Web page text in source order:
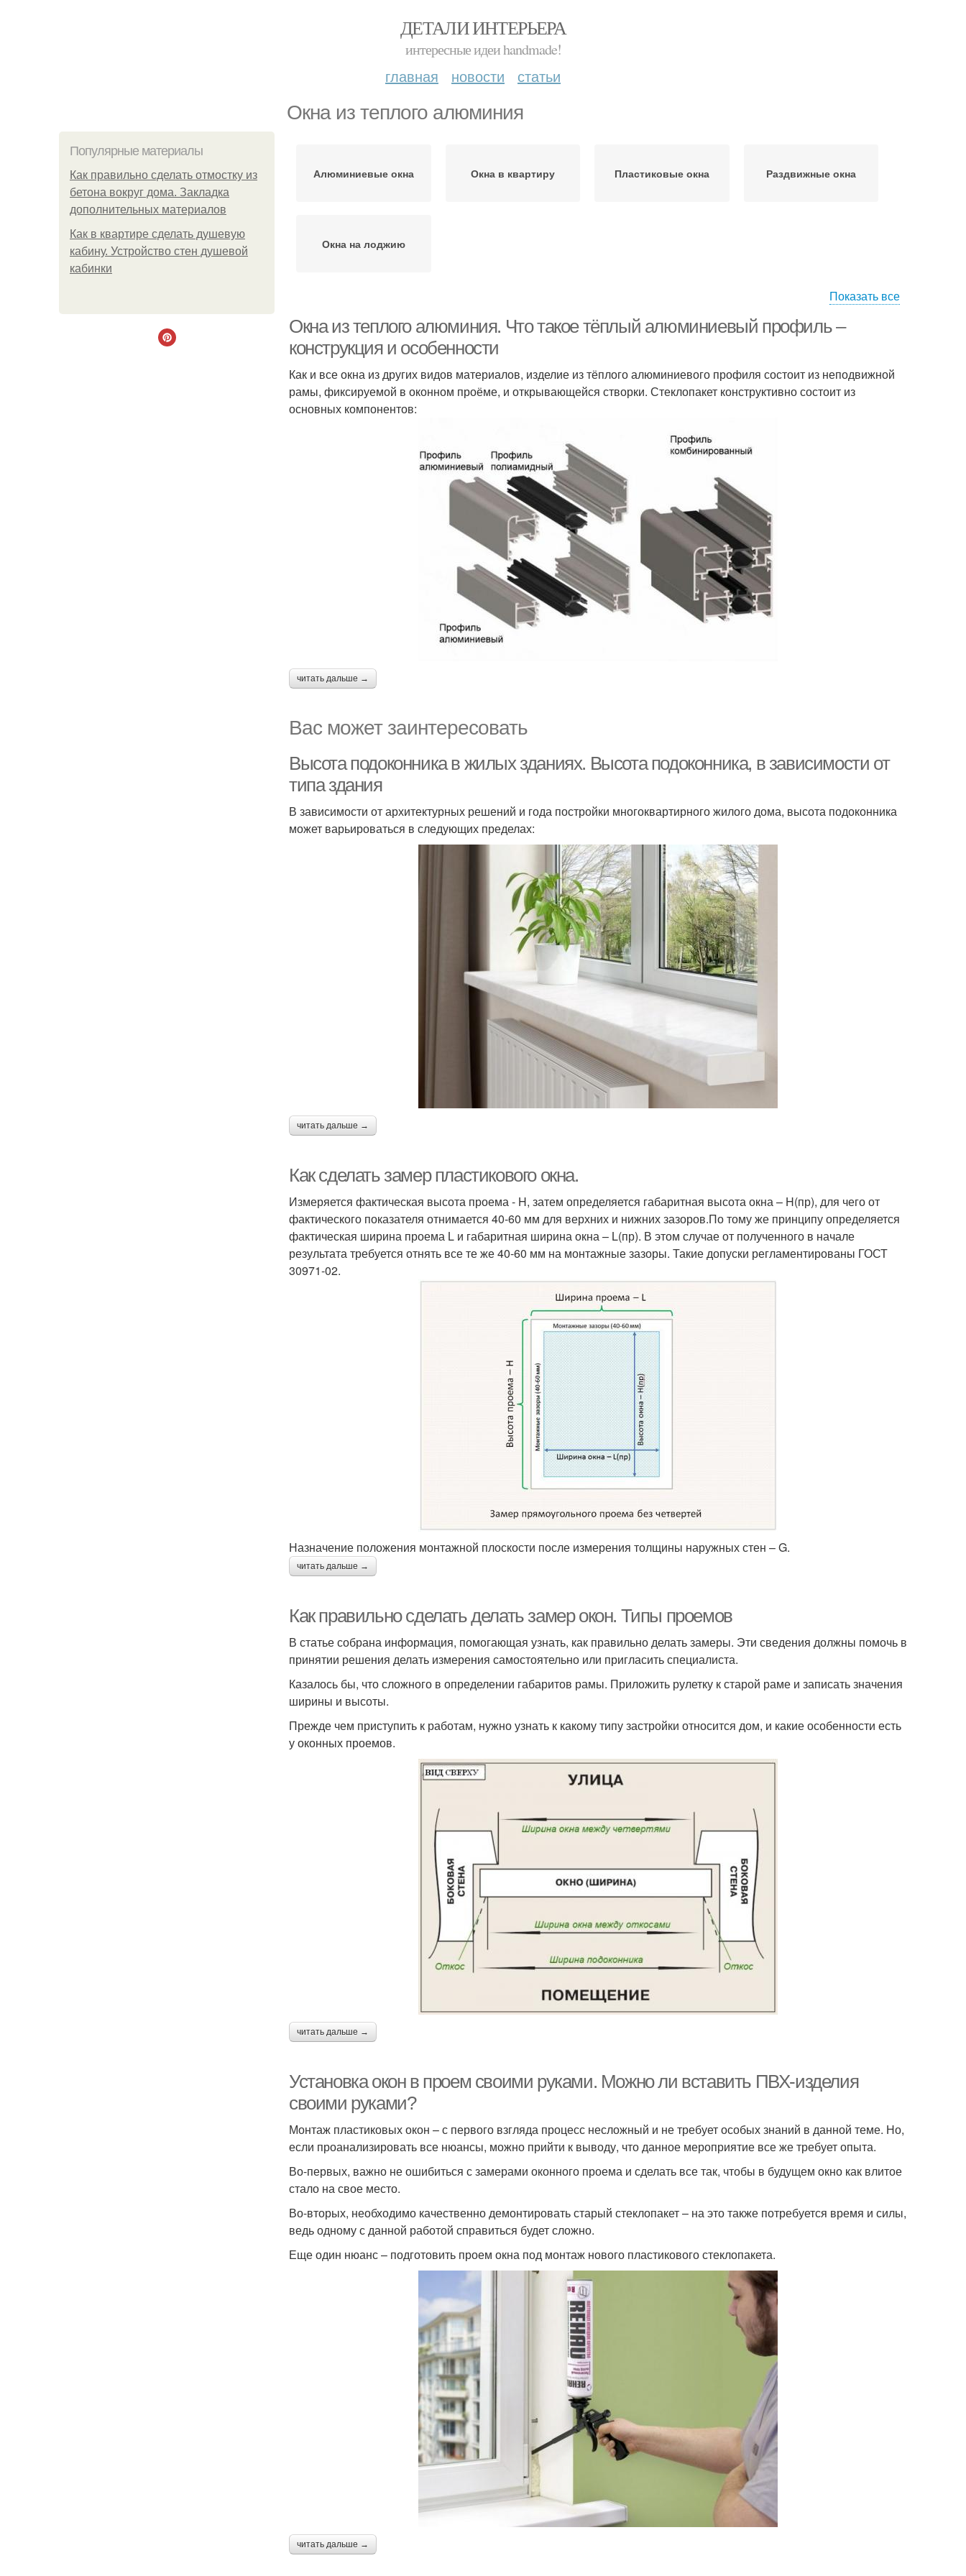
ДЕТАЛИ ИНТЕРЬЕРА
интересные идеи handmade!
главная новости статьи
Окна из теплого алюминия
Популярные материалы
Как правильно сделать отмостку из
бетона вокруг дома. Закладка
дополнительных материалов
Как в квартире сделать душевую
кабину. Устройство стен душевой
кабинки
Алюминиевые окна Окна в квартиру Пластиковые окна Раздвижные окна
Окна на лоджию
Показать все
Окна из теплого алюминия. Что такое тёплый алюминиевый профиль –
конструкция и особенности
Как и все окна из других видов материалов, изделие из тёплого алюминиевого профиля состоит из неподвижной
рамы, фиксируемой в оконном проёме, и открывающейся створки. Стеклопакет конструктивно состоит из
основных компонентов:
читать дальше →
Вас может заинтересовать
Высота подоконника в жилых зданиях. Высота подоконника, в зависимости от
типа здания
В зависимости от архитектурных решений и года постройки многоквартирного жилого дома, высота подоконника
может варьироваться в следующих пределах:
читать дальше →
Как сделать замер пластикового окна.
Измеряется фактическая высота проема - H, затем определяется габаритная высота окна – H(пр), для чего от
фактического показателя отнимается 40-60 мм для верхних и нижних зазоров.По тому же принципу определяется
фактическая ширина проема L и габаритная ширина окна – L(пр). В этом случае от полученного в начале
результата требуется отнять все те же 40-60 мм на монтажные зазоры. Такие допуски регламентированы ГОСТ
30971-02.
Назначение положения монтажной плоскости после измерения толщины наружных стен – G.
читать дальше →
Как правильно сделать делать замер окон. Типы проемов
В статье собрана информация, помогающая узнать, как правильно делать замеры. Эти сведения должны помочь в
принятии решения делать измерения самостоятельно или пригласить специалиста.
Казалось бы, что сложного в определении габаритов рамы. Приложить рулетку к старой раме и записать значения
ширины и высоты.
Прежде чем приступить к работам, нужно узнать к какому типу застройки относится дом, и какие особенности есть
у оконных проемов.
читать дальше →
Установка окон в проем своими руками. Можно ли вставить ПВХ-изделия
своими руками?
Монтаж пластиковых окон – с первого взгляда процесс несложный и не требует особых знаний в данной теме. Но,
если проанализировать все нюансы, можно прийти к выводу, что данное мероприятие все же требует опыта.
Во-первых, важно не ошибиться с замерами оконного проема и сделать все так, чтобы в будущем окно как влитое
стало на свое место.
Во-вторых, необходимо качественно демонтировать старый стеклопакет – на это также потребуется время и силы,
ведь одному с данной работой справиться будет сложно.
Еще один нюанс – подготовить проем окна под монтаж нового пластикового стеклопакета.
читать дальше →